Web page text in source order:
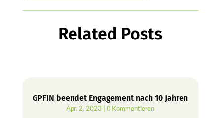
Related Posts
GPFIN beendet Engagement nach 10 Jahren
Apr. 2, 2023 | 0 Kommentieren